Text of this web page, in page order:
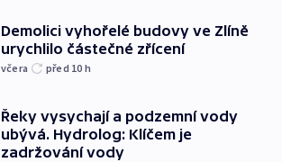
Demolici vyhořelé budovy ve Zlíně
urychlilo částečné zřícení
včera před 10 h
Řeky vysychají a podzemní vody
ubývá. Hydrolog: Klíčem je
zadržování vody